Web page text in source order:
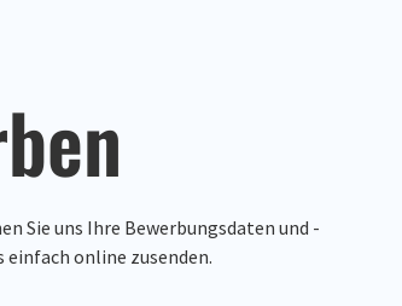
Sie uns Ihre Bewerbungsdaten und -
online zusenden.